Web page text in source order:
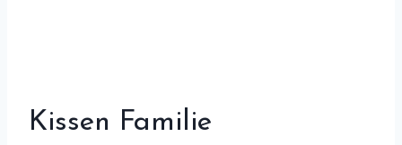
Kissen Familie